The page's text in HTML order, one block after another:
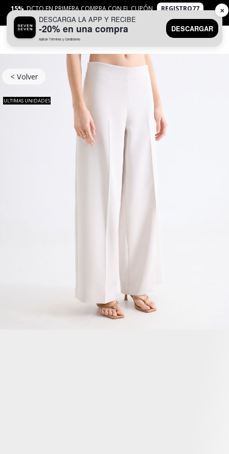
15% DCTO EN PRIMERA COMPRA CON EL CUPÓN
REGISTRO77
APLICANTYC
< Volver
ULTIMAS UNIDADES
DESCARGA LA APP Y RECIBE
-20% en una compra
Aplican Términos y Condiciones
DESCARGAR
✕